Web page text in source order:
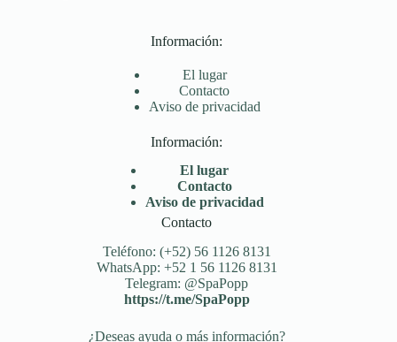
Información:
El lugar
Contacto
Aviso de privacidad
Información:
El lugar
Contacto
Aviso de privacidad
Contacto
Teléfono: (+52) 56 1126 8131
WhatsApp: +52 1 56 1126 8131
Telegram: @SpaPopp
https://t.me/SpaPopp
¿Deseas ayuda o más información?